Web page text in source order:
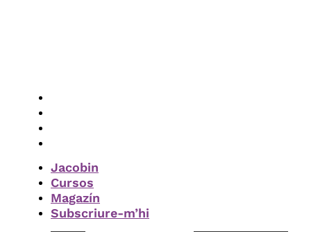
Jacobin
Cursos
Magazín
Subscriure-m’hi